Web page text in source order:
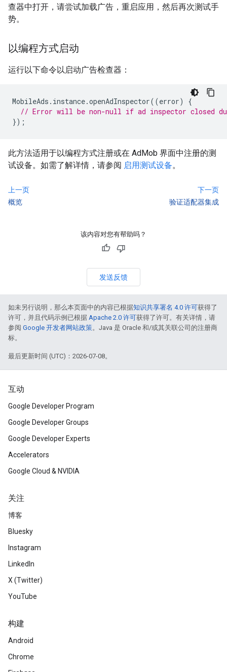
查器中打开，请尝试加载广告，重启应用，然后再次测试手
势。
以编程方式启动
运行以下命令以启动广告检查器：
MobileAds . instance.openAdInspector((error)
{
// Error will be non-null if ad inspector closed
});
此方法适用于以编程方式注册或在 AdMob 界面中注册的测
试设备。如需了解详情，请参阅 启用测试设备。
上一页
概览
下一页
验证适配器集成
该内容对您有帮助吗？
发送反馈
如未另行说明，那么本页面中的内容已根据知识共享署名 4.0 许可获得了
许可，并且代码示例已根据 Apache 2.0 许可获得了许可。有关详情，请
参阅 Google 开发者网站政策。Java 是 Oracle 和/或其关联公司的注册商
标。
最后更新时间 (UTC)：2026-07-08。
互动
Google Developer Program
Google Developer Groups
Google Developer Experts
Accelerators
Google Cloud & NVIDIA
关注
博客
Bluesky
Instagram
LinkedIn
X (Twitter)
YouTube
构建
Android
Chrome